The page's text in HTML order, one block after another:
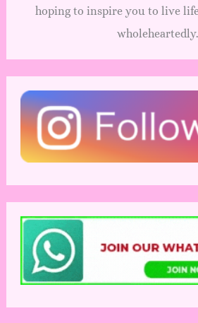
hoping to inspire you to live
wholeheartedly.